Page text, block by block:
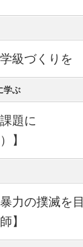
級づくりを
学ぶ
題に
】
力の撲滅を
】